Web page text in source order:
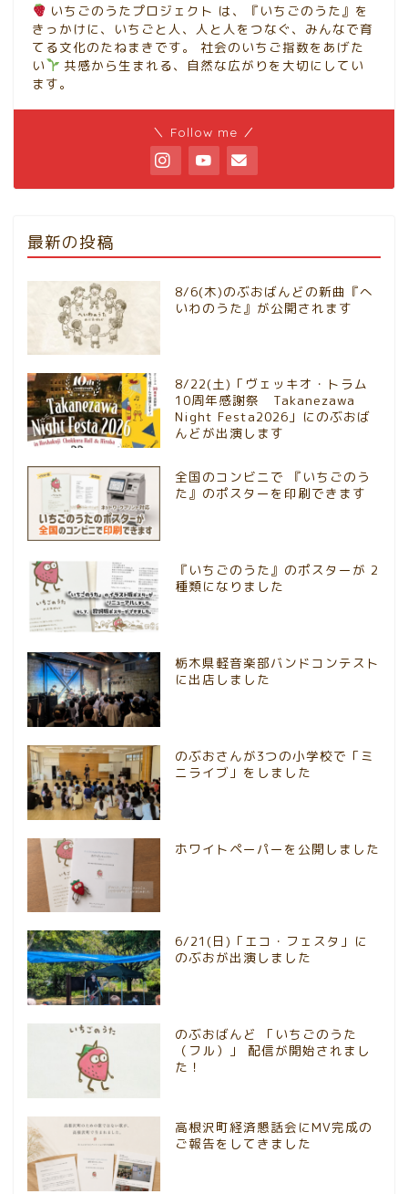
いちごのうたプロジェクト は、『いちごのうた』を
きっかけに、いちごと人、人と人をつなぐ、みんなで育
てる文化のたねまきです。 社会のいちご指数をあげた
い
共感から生まれる、自然な広がりを大切にしてい
ます。
＼ Follow me ／
最新の投稿
8/6(木)のぶおばんどの新曲『へ
いわのうた』が公開されます
8/22(土)「ヴェッキオ・トラム
10周年感謝祭 Takanezawa
Night Festa2026」にのぶおば
んどが出演します
全国のコンビニで 『いちごのう
た』のポスターを印刷できます
『いちごのうた』のポスターが 2
種類になりました
栃木県軽音楽部バンドコンテスト
に出店しました
のぶおさんが3つの小学校で「ミ
ニライブ」をしました
ホワイトペーパーを公開しました
6/21(日)「エコ・フェスタ」に
のぶおが出演しました
のぶおばんど 「いちごのうた
（フル）」 配信が開始されまし
た！
高根沢町経済懇話会にMV完成の
ご報告をしてきました